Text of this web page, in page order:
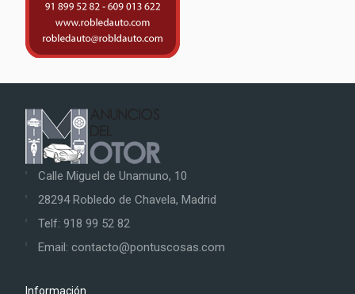
Calle Miguel de Unamuno, 10
28294 Robledo de Chavela, Madrid
Telf: 918 99 52 82
Email: contacto@pontuscosas.com
Información